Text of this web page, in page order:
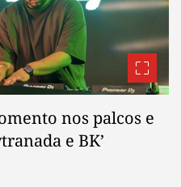
nos palcos e
e BK’